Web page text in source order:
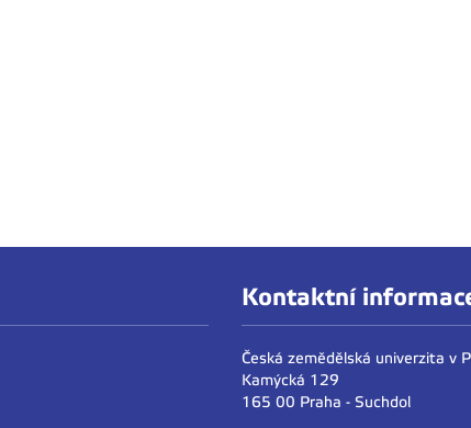
Kontaktní
Česká zemědělská univerzita v
Kamýcká 129
165 00 Praha - Suchdol